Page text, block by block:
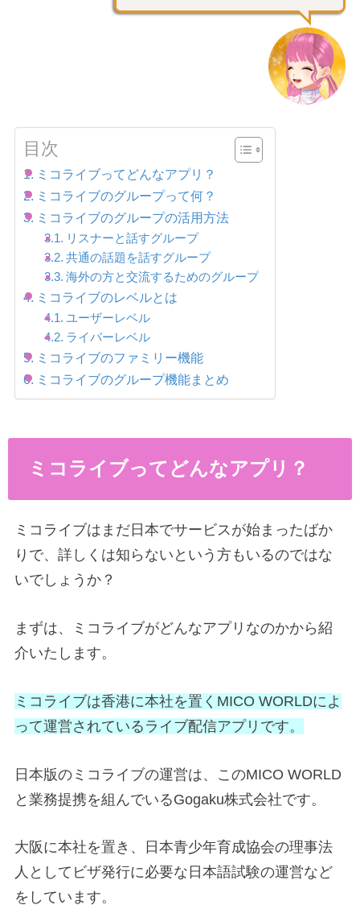
目次
ミコライブってどんなアプリ？
ミコライブのグループって何？
ミコライブのグループの活用方法
リスナーと話すグループ
共通の話題を話すグループ
海外の方と交流するためのグループ
ミコライブのレベルとは
ユーザーレベル
ライバーレベル
ミコライブのファミリー機能
ミコライブのグループ機能まとめ
ミコライブってどんなアプリ？
ミコライブはまだ日本でサービスが始まったばか
りで、詳しくは知らないという方もいるのではな
いでしょうか？
まずは、ミコライブがどんなアプリなのかから紹
介いたします。
ミコライブは香港に本社を置くMICO WORLDによ
って運営されているライブ配信アプリです。
日本版のミコライブの運営は、このMICO WORLD
と業務提携を組んでいるGogaku株式会社です。
大阪に本社を置き、日本青少年育成協会の理事法
人としてビザ発行に必要な日本語試験の運営など
をしています。